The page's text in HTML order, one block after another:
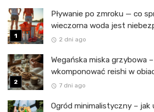
Pływanie po zmroku — co
wieczorna woda jest
2 dni ago
Wegańska miska grzybowa
wkomponować reishi w
7 dni ago
Ogród minimalistyczny –